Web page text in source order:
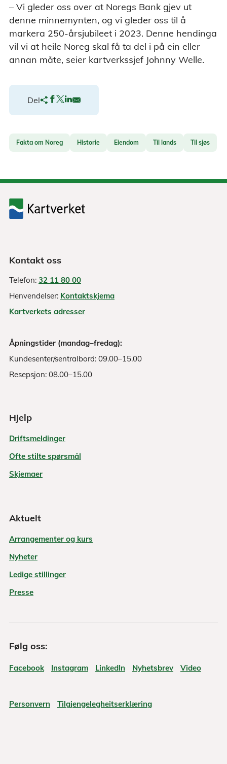
– Vi gleder oss over at Noregs Bank gjev ut
denne minnemynten, og vi gleder oss til å
markera 250-årsjubileet i 2023. Denne hendinga
vil vi at heile Noreg skal få ta del i på ein eller
annan måte, seier kartverkssjef Johnny Welle.
Del
Fakta om Noreg Historie Eiendom Til lands Til sjøs
Kontakt oss
Telefon: 32 11 80 00
Henvendelser: Kontaktskjema
Kartverkets adresser
Åpningstider (mandag–fredag):
Kundesenter/sentralbord: 09.00–15.00
Resepsjon: 08.00–15.00
Hjelp
Driftsmeldinger
Ofte stilte spørsmål
Skjemaer
Aktuelt
Arrangementer og kurs
Nyheter
Ledige stillinger
Presse
Følg oss:
Facebook Instagram LinkedIn Nyhetsbrev Video
Personvern Tilgjengelegheitserklæring